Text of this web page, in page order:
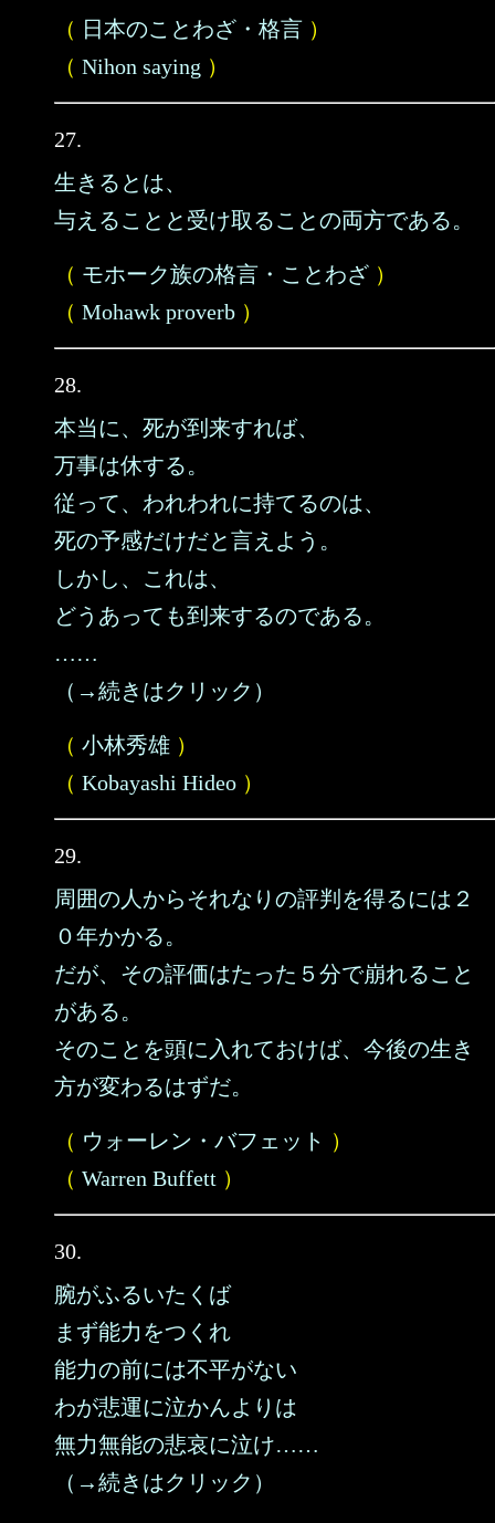
（ 日本のことわざ・格言 ）
（ Nihon saying ）
27.
生きるとは、
与えることと受け取ることの両方である。
（ モホーク族の格言・ことわざ ）
（ Mohawk proverb ）
28.
本当に、死が到来すれば、
万事は休する。
従って、われわれに持てるのは、
死の予感だけだと言えよう。
しかし、これは、
どうあっても到来するのである。
……
（→続きはクリック）
（ 小林秀雄 ）
（ Kobayashi Hideo ）
29.
周囲の人からそれなりの評判を得るには２
０年かかる。
だが、その評価はたった５分で崩れること
がある。
そのことを頭に入れておけば、今後の生き
方が変わるはずだ。
（ ウォーレン・バフェット ）
（ Warren Buffett ）
30.
腕がふるいたくば
まず能力をつくれ
能力の前には不平がない
わが悲運に泣かんよりは
無力無能の悲哀に泣け……
（→続きはクリック）